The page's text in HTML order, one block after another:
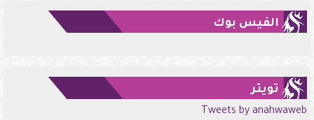
الفيس بوك
تويتر
Tweets by anahwaweb